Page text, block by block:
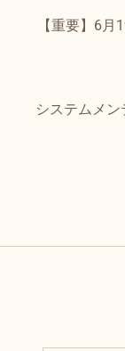
【重要】6
システムメ